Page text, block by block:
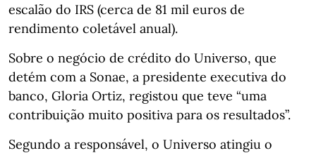
escalão do IRS (cerca de 81 mil euros de
rendimento coletável anual).
Sobre o negócio de crédito do Universo, que
detém com a Sonae, a presidente executiva do
banco, Gloria Ortiz, registou que teve “uma
contribuição muito positiva para os resultados”.
Segundo a responsável, o Universo atingiu o